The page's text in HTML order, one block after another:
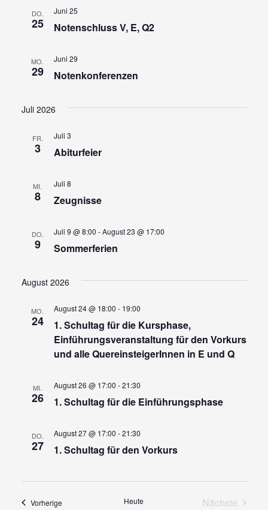
DO.
25 Notenschluss V, E, Q2
Juni 25
MO.
29 Notenkonferenzen
Juni 29
Juli 2026
FR.
3 Abiturfeier
Juli 3
MI.
8 Zeugnisse
Juli 8
DO.
9 Sommerferien
Juli 9 @ 8:00 -August 23 @ 17:00
August 2026
MO.
24
1. Schultag für die Kursphase,
Einführungsveranstaltung für den Vorkurs
und alle QuereinsteigerInnen in E und Q
August 24 @ 18:00 - 19:00
MI.
26 1. Schultag für die Einführungsphase
August 26 @ 17:00 -21:30
DO.
27 1. Schultag für den Vorkurs
August 27 @ 17:00 -21:30
VorherigeVeranstaltungen Heute
Nächste